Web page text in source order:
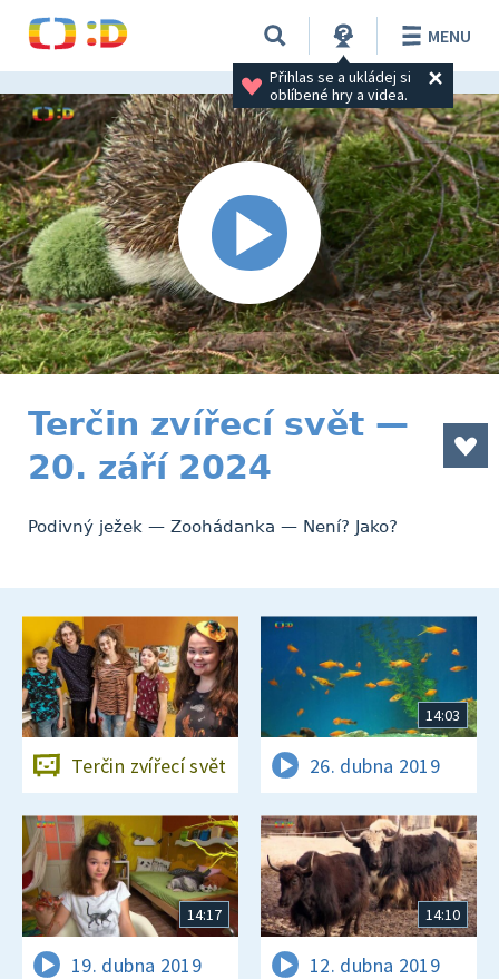
Přihlas se a ukládej si
oblíbené hry a videa.
MENU
Terčin zvířecí svět —
20. září 2024
Podivný ježek — Zoohádanka — Není? Jako?
Terčin zvířecí svět
14:03
26. dubna 2019
14:17
19. dubna 2019
14:10
12. dubna 2019